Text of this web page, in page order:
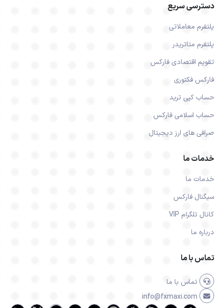
دسترسی سریع
پلتفرم معاملاتی
پلتفرم متاتریدر
تقویم اقتصادی فارکس
فارکس فکتوری
حساب کپی ترید
حساب اسلامی فارکس
صرافی های ارز دیجیتال
خدمات ما
خدمات ما
سیگنال فارکس
کانال تلگرام VIP
درباره ما
تماس با ما
تماس با ما